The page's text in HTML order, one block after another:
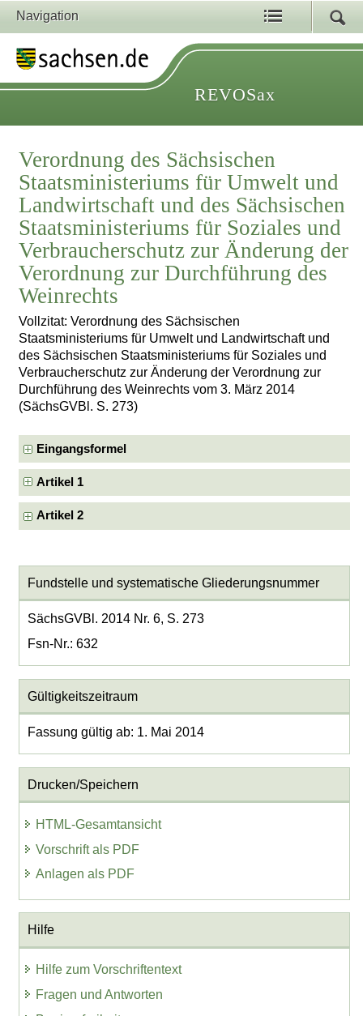
Navigation
REVOSax
Verordnung des Sächsischen
Staatsministeriums für Umwelt und
Landwirtschaft und des Sächsischen
Staatsministeriums für Soziales und
Verbraucherschutz zur Änderung der
Verordnung zur Durchführung des
Weinrechts
Vollzitat: Verordnung des Sächsischen
Staatsministeriums für Umwelt und Landwirtschaft und
des Sächsischen Staatsministeriums für Soziales und
Verbraucherschutz zur Änderung der Verordnung zur
Durchführung des Weinrechts vom 3. März 2014
(SächsGVBl. S. 273)
Eingangsformel
Artikel 1
Artikel 2
Fundstelle und systematische Gliederungsnummer
SächsGVBl. 2014 Nr. 6, S. 273
Fsn-Nr.: 632
Gültigkeitszeitraum
Fassung gültig ab: 1. Mai 2014
Drucken/Speichern
HTML-Gesamtansicht
Vorschrift als PDF
Anlagen als PDF
Hilfe
Hilfe zum Vorschriftentext
Fragen und Antworten